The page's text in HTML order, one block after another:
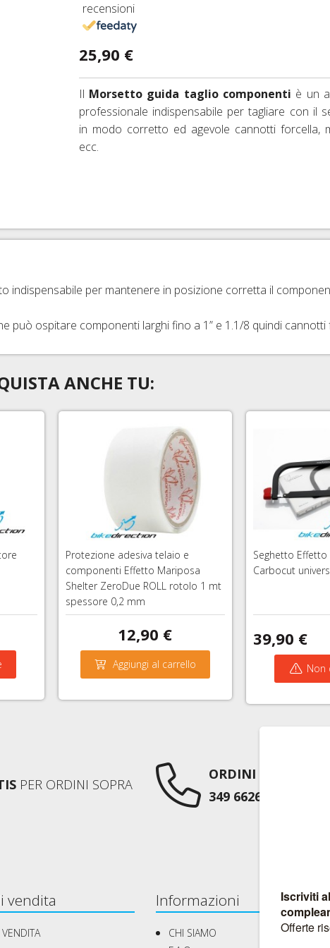
E ACCESSORI
26"
27,5"
29ER
TUBELESS, VALVOLE E ACCESSORI
FRENI SRAM AVID
FRENI FORMULA
FRENI MAGURA
FRENI HOPE
FRENI CORSA E MTB
IDRAULICI
recensioni
25,90 €
Il Morsetto guida taglio componenti è un
professionale indispensabile per tagliare con il
in modo corretto ed agevole cannotti forcella,
ecc.
indispensabile per mantenere in posizione corretta il
ospitare componenti larghi fino a 1” e 1.1/8 quindi cannotti
ANCHE TU:
Protezione adesiva telaio e
componenti Effetto Mariposa
Shelter ZeroDue ROLL rotolo 1 mt
spessore 0,2 mm
12,90 €
Aggiungi al carrello
Seghetto
Carbocut
39,90 €
Non
PER ORDINI SOPRA
ORDINI TELEFONICI
349 6626752
vendita Informazioni
CHI SIAMO